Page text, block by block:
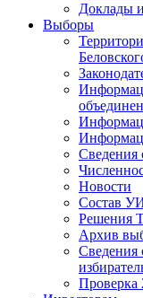
Доклады
Выборы
Сведения
Новости
Состав
Решения
Архив
Сведения
Проверка